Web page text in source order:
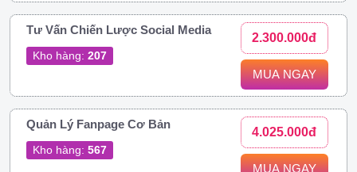
Tư Vấn Chiến Lược Social Media
Kho hàng: 207
2.300.000đ
MUA NGAY
Quản Lý Fanpage Cơ Bản
Kho hàng: 567
4.025.000đ
MUA NGAY